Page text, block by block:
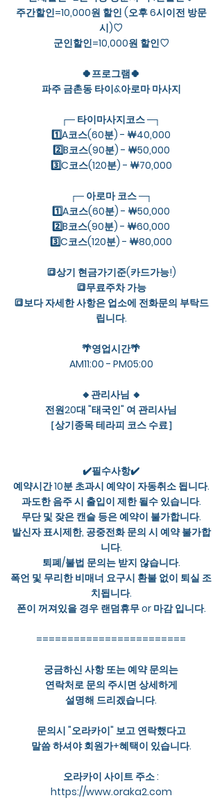
주간할인=10,000원 할인 (오후 6시이전 방문
시)♡
군인할인=10,000원 할인♡
🍀프로그램🍀
파주 금촌동 타이&아로마 마사지
┌─ 타이마사지코스 ─┐
1️⃣A코스(60분) - ￦40,000
2️⃣B코스(90분) - ￦50,000
3️⃣C코스(120분) - ￦70,000
┌─ 아로마 코스 ─┐
1️⃣A코스(60분) - ￦50,000
2️⃣B코스(90분) - ￦60,000
3️⃣C코스(120분) - ￦80,000
🔳상기 현금가기준(카드가능!)
🔳무료주차 가능
🔳보다 자세한 사항은 업소에 전화문의 부탁드
립니다.
🌴영업시간🌴
AM11:00 - PM05:00
🔸관리사님 🔸
전원20대 "태국인" 여 관리사님
［상기종목 테라피 코스 수료］
✔️필수사항✔️
예약시간 10분 초과시 예약이 자동취소 됩니다.
과도한 음주 시 출입이 제한 될수 있습니다.
무단 및 잦은 캔슬 등은 예약이 불가합니다.
발신자 표시제한, 공중전화 문의 시 예약 불가합
니다.
퇴폐/불법 문의는 받지 않습니다.
폭언 및 무리한 비매너 요구시 환불 없이 퇴실 조
치됩니다.
폰이 꺼져있을 경우 랜덤휴무 or 마감 입니다.
========================
궁금하신 사항 또는 예약 문의는
연락처로 문의 주시면 상세하게
설명해 드리겠습니다.
문의시 "오라카이" 보고 연락했다고
말씀 하셔야 회원가+혜택이 있습니다.
오라카이 사이트 주소 :
https://www.oraka2.com